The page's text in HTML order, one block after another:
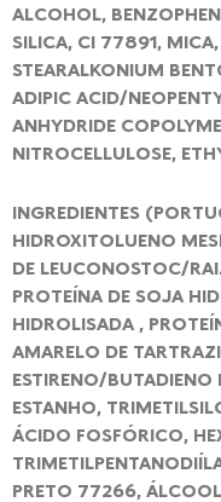
ALCOHOL,
SILICA, CI 77891, MICA,
STEARALKONIUM
ADIPIC ACID/
ANHYDRIDE
NITROCELLULOSE,
INGREDIENTES
HIDROXITOLUENO
DE LEUCONOSTOC/
PROTEÍNA DE SOJA
HIDROLISADA ,
AMARELO DE
ESTIRENO/
ESTANHO,
ÁCIDO FOSFÓRICO,
PRETO 77266,